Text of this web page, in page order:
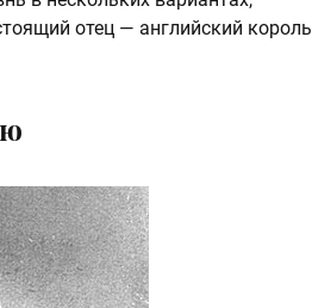
отец — английский король